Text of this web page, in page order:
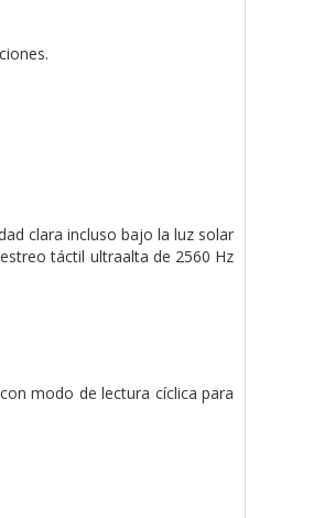
clara incluso bajo la luz solar
táctil ultraalta de 2560 Hz
modo de lectura cíclica para